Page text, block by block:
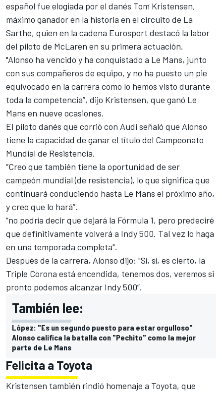
español fue elogiada por el danés Tom Kristensen,
máximo ganador en la historia en el circuito de La
Sarthe, quien en la cadena Eurosport destacó la labor
del piloto de McLaren en su primera actuación.
"Alonso ha vencido y ha conquistado a Le Mans, junto
con sus compañeros de equipo, y no ha puesto un pie
equivocado en la carrera como lo hemos visto durante
toda la competencia”, dijo Kristensen, que ganó Le
Mans en nueve ocasiones.
El piloto danés que corrió con Audi señaló que Alonso
tiene la capacidad de ganar el título del Campeonato
Mundial de Resistencia.
“Creo que también tiene la oportunidad de ser
campeón mundial (de resistencia), lo que significa que
continuará conduciendo hasta Le Mans el próximo año,
y creo que lo hará”.
“no podría decir que dejará la Fórmula 1, pero predeciré
que definitivamente volverá a Indy 500. Tal vez lo haga
en una temporada completa".
Después de la carrera, Alonso dijo: "Sí, sí, es cierto, la
Triple Corona está encendida, tenemos dos, veremos si
pronto podemos alcanzar Indy 500”.
También lee:
López: "Es un segundo puesto para estar orgulloso"
Alonso califica la batalla con "Pechito" como la mejor
parte de Le Mans
Felicita a Toyota
Kristensen también rindió homenaje a Toyota, que